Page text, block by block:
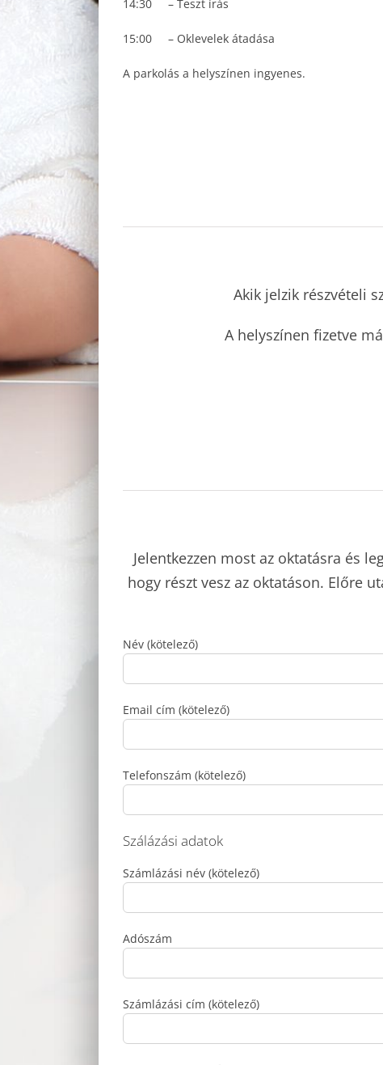
14:30 – Teszt írás
15:00 – Oklevelek átadása
A parkolás a helyszínen ingyenes.
Akik jelzik részvételi
A helyszínen fizetve
Jelentkezzen most az oktatásra és
hogy részt vesz az oktatáson. Előre
Név (kötelező)
Email cím (kötelező)
Telefonszám (kötelező)
Szálázási adatok
Számlázási név (kötelező)
Adószám
Számlázási cím (kötelező)